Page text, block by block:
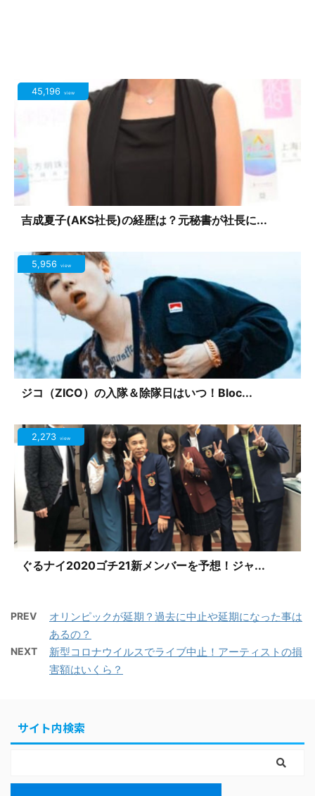
45,196 view
吉成夏子(AKS社長)の経歴は？元秘書が社長に...
5,956 view
ジコ（ZICO）の入隊＆除隊日はいつ！Bloc...
2,273 view
ぐるナイ2020ゴチ21新メンバーを予想！ジャ...
PREV
オリンピックが延期？過去に中止や延期になった事は
あるの？
NEXT
新型コロナウイルスでライブ中止！アーティストの損
害額はいくら？
サイト内検索